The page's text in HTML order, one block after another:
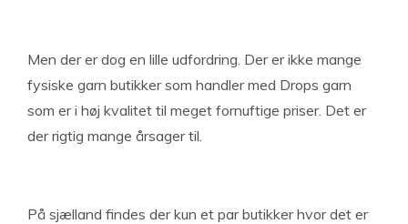
Men der er dog en lille udfordring. Der er ikke mange
fysiske garn butikker som handler med Drops garn
som er i høj kvalitet til meget fornuftige priser. Det er
der rigtig mange årsager til.
På sjælland findes der kun et par butikker hvor det er